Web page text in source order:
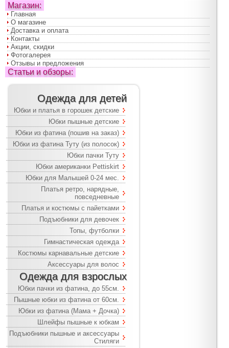
Магазин:
Главная
О магазине
Доставка и оплата
Контакты
Акции, скидки
Фотогалерея
Отзывы и предложения
Статьи и обзоры:
Одежда для детей
Юбки и платья в горошек детские
Юбки пышные детские
Юбки из фатина (пошив на заказ)
Юбки из фатина Туту (из полосок)
Юбки пачки Туту
Юбки американки Pettiskirt
Юбки для Малышей 0-24 мес.
Платья ретро, нарядные,
повседневные
Платья и костюмы с пайетками
Подъюбники для девочек
Топы, футболки
Гимнастическая одежда
Костюмы карнавальные детские
Аксессуары для волос
Одежда для взрослых
Юбки пачки из фатина, до 55см.
Пышные юбки из фатина от 60см.
Юбки из фатина (Мама + Дочка)
Шлейфы пышные к юбкам
Подъюбники пышные и аксессуары
Стиляги